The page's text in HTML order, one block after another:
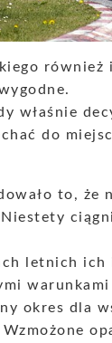
również
właśnie
do
to, że
letnich
okres dla